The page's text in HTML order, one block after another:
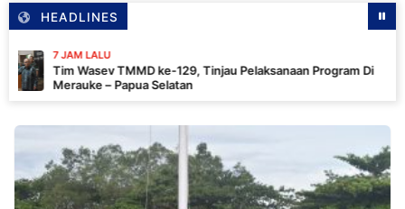
HEADLINES
LALU
Wasev TMMD ke-129, Tinjau Pelaksanaan Program Di
– Papua Selatan